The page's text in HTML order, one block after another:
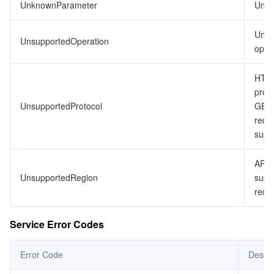
UnknownParameter
UnsupportedOperation
UnsupportedProtocol
UnsupportedRegion
API
Service Error Codes
Error Code